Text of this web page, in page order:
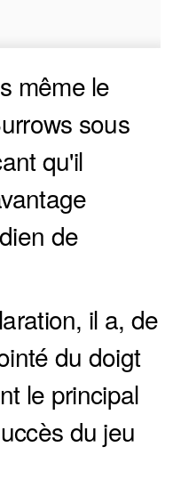
même le
sous
qu'il
de
il a, de
du doigt
le principal
du jeu